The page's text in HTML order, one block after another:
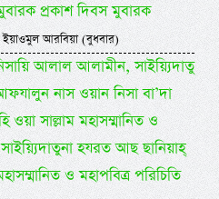
প্রকাশ দিবস মুবারক
আরবিয়া (বুধবার)
আলাল আলামীন, সাইয়্যিদাতু
নাস ওয়ান নিসা বা’দা
ওয়া সাল্লাম মহাসম্মানিত ও
হযরত আছ ছানিয়াহ্
ও মহাপবিত্র পরিচিতি